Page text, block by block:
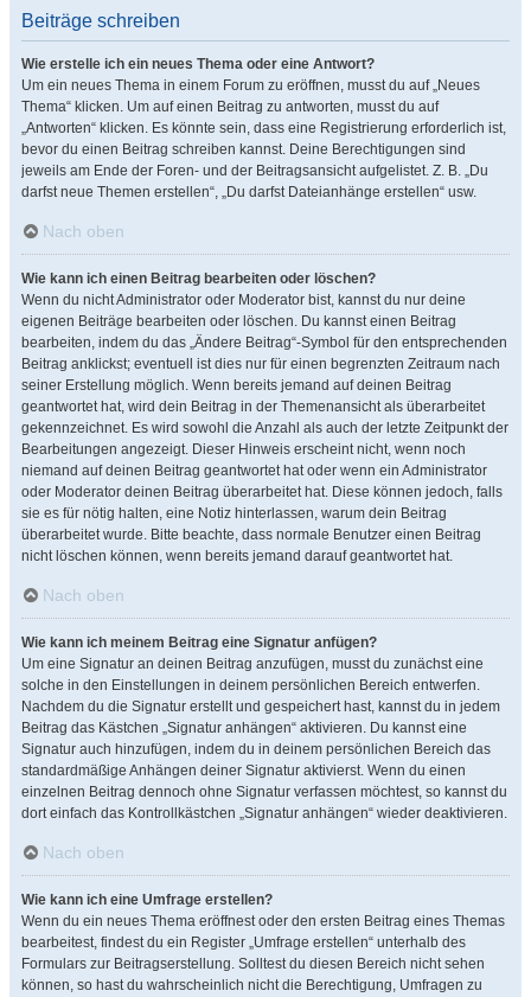
Beiträge schreiben
Wie erstelle ich ein neues Thema oder eine Antwort?
Um ein neues Thema in einem Forum zu eröffnen, musst du auf „Neues
Thema“ klicken. Um auf einen Beitrag zu antworten, musst du auf
„Antworten“ klicken. Es könnte sein, dass eine Registrierung erforderlich ist,
bevor du einen Beitrag schreiben kannst. Deine Berechtigungen sind
jeweils am Ende der Foren- und der Beitragsansicht aufgelistet. Z. B. „Du
darfst neue Themen erstellen“, „Du darfst Dateianhänge erstellen“ usw.
Nach oben
Wie kann ich einen Beitrag bearbeiten oder löschen?
Wenn du nicht Administrator oder Moderator bist, kannst du nur deine
eigenen Beiträge bearbeiten oder löschen. Du kannst einen Beitrag
bearbeiten, indem du das „Ändere Beitrag“-Symbol für den entsprechenden
Beitrag anklickst; eventuell ist dies nur für einen begrenzten Zeitraum nach
seiner Erstellung möglich. Wenn bereits jemand auf deinen Beitrag
geantwortet hat, wird dein Beitrag in der Themenansicht als überarbeitet
gekennzeichnet. Es wird sowohl die Anzahl als auch der letzte Zeitpunkt der
Bearbeitungen angezeigt. Dieser Hinweis erscheint nicht, wenn noch
niemand auf deinen Beitrag geantwortet hat oder wenn ein Administrator
oder Moderator deinen Beitrag überarbeitet hat. Diese können jedoch, falls
sie es für nötig halten, eine Notiz hinterlassen, warum dein Beitrag
überarbeitet wurde. Bitte beachte, dass normale Benutzer einen Beitrag
nicht löschen können, wenn bereits jemand darauf geantwortet hat.
Nach oben
Wie kann ich meinem Beitrag eine Signatur anfügen?
Um eine Signatur an deinen Beitrag anzufügen, musst du zunächst eine
solche in den Einstellungen in deinem persönlichen Bereich entwerfen.
Nachdem du die Signatur erstellt und gespeichert hast, kannst du in jedem
Beitrag das Kästchen „Signatur anhängen“ aktivieren. Du kannst eine
Signatur auch hinzufügen, indem du in deinem persönlichen Bereich das
standardmäßige Anhängen deiner Signatur aktivierst. Wenn du einen
einzelnen Beitrag dennoch ohne Signatur verfassen möchtest, so kannst du
dort einfach das Kontrollkästchen „Signatur anhängen“ wieder deaktivieren.
Nach oben
Wie kann ich eine Umfrage erstellen?
Wenn du ein neues Thema eröffnest oder den ersten Beitrag eines Themas
bearbeitest, findest du ein Register „Umfrage erstellen“ unterhalb des
Formulars zur Beitragserstellung. Solltest du diesen Bereich nicht sehen
können, so hast du wahrscheinlich nicht die Berechtigung, Umfragen zu